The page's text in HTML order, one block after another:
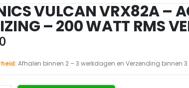
VULCAN VRX82A –
– 200 WATT RMS
Afhalen binnen 2 – 3 werkdagen en Verzending binnen